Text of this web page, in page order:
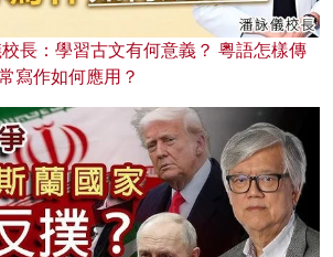
長：學習古文有何意義？ 粵語怎樣傳
寫作如何應用？